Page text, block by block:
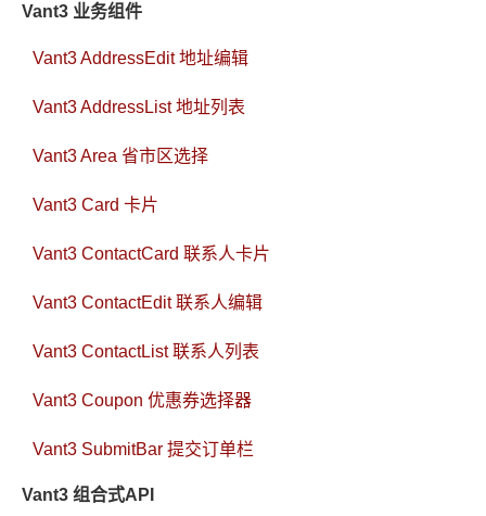
Vant3 业务组件
Vant3 AddressEdit 地址编辑
Vant3 AddressList 地址列表
Vant3 Area 省市区选择
Vant3 Card 卡片
Vant3 ContactCard 联系人卡片
Vant3 ContactEdit 联系人编辑
Vant3 ContactList 联系人列表
Vant3 Coupon 优惠券选择器
Vant3 SubmitBar 提交订单栏
Vant3 组合式API